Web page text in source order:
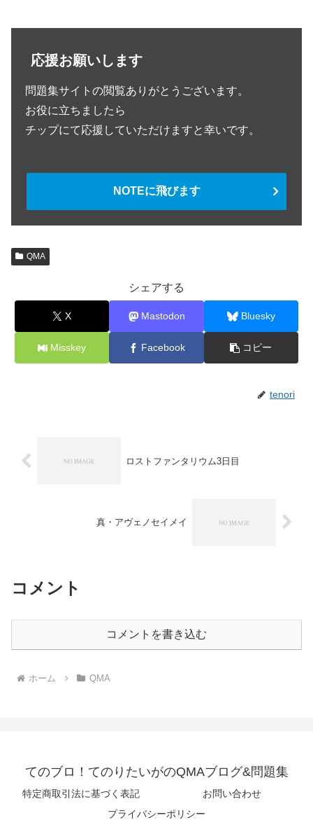
応援お願いします
問題集サイトの閲覧ありがとうございます。
お役に立ちましたら
チップにて応援していただけますと幸いです。
NOTEに飛びます
QMA
シェアする
X Mastodon Bluesky
Misskey Facebook コピー
tenori
ロストファンタリウム3日目
真・アヴェノセイメイ
コメント
コメントを書き込む
ホーム QMA
てのブロ！てのりたいがのQMAブログ&問題集
特定商取引法に基づく表記
お問い合わせ
プライバシーポリシー